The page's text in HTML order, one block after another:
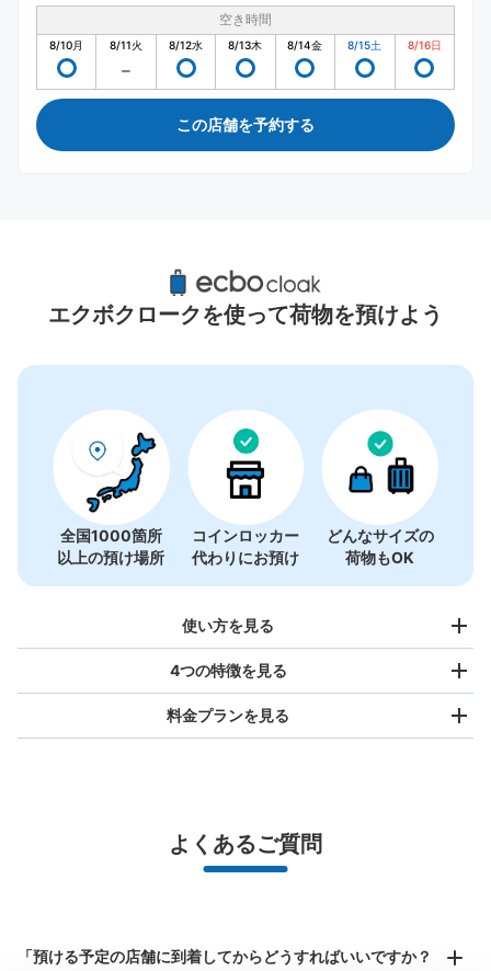
空き時間
8/10月 8/11火 8/12水 8/13木 8/14金 8/15土 8/16日
この店舗を予約する
久喜駅周辺のおすすめコインロッカー
2件
エクボクロークを使って荷物を預けよう
全国1000箇所
以上の預け場所
コインロッカー
代わりにお預け
どんなサイズの
荷物もOK
使い方を見る
スマホからお店と日時を
指定して事前予約
4つの特徴を見る
全国1,000箇所以上と提携
料金プランを見る
最大辺が45cm未満の大きさのお荷物（リュック、ハンド
バッグ、お手荷物など）
¥800
よくあるご質問
「預ける予定の店舗に到着してからどうすればいいですか？